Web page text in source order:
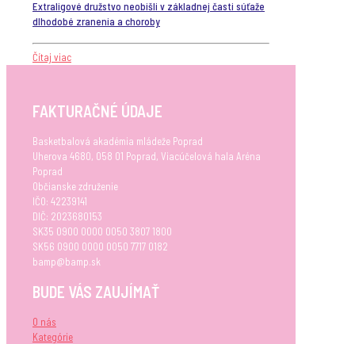
Extraligové družstvo neobišli v základnej časti súťaže
dlhodobé zranenia a choroby
Čítaj viac
FAKTURAČNÉ ÚDAJE
Basketbalová akadémia mládeže Poprad
Uherova 4680, 058 01 Poprad, Viacúčelová hala Aréna
Poprad
Občianske združenie
IČO: 42239141
DIČ: 2023680153
SK35 0900 0000 0050 3807 1800
SK56 0900 0000 0050 7717 0182
bamp@bamp.sk
BUDE VÁS ZAUJÍMAŤ
O nás
Kategórie